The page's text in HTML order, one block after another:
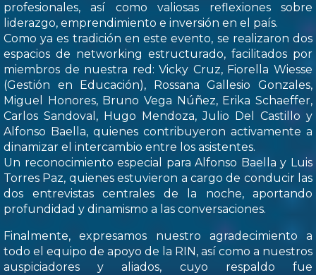
profesionales, así como valiosas reflexiones sobre
liderazgo, emprendimiento e inversión en el país.
Como ya es tradición en este evento, se realizaron dos
espacios de networking estructurado, facilitados por
miembros de nuestra red: Vicky Cruz, Fiorella Wiesse
(Gestión en Educación), Rossana Gallesio Gonzales,
Miguel Honores, Bruno Vega Núñez, Erika Schaeffer,
Carlos Sandoval, Hugo Mendoza, Julio Del Castillo y
Alfonso Baella, quienes contribuyeron activamente a
dinamizar el intercambio entre los asistentes.
Un reconocimiento especial para Alfonso Baella y Luis
Torres Paz, quienes estuvieron a cargo de conducir las
dos entrevistas centrales de la noche, aportando
profundidad y dinamismo a las conversaciones.
Finalmente, expresamos nuestro agradecimiento a
todo el equipo de apoyo de la RIN, así como a nuestros
auspiciadores y aliados, cuyo respaldo fue